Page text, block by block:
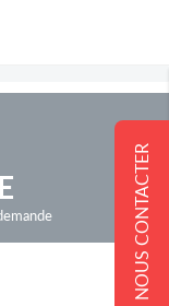
NOUS CONTACTER